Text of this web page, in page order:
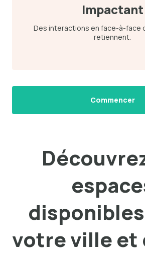
Impactant
Des interactions en face-à-face
retiennent.
Commencer
votre ville et